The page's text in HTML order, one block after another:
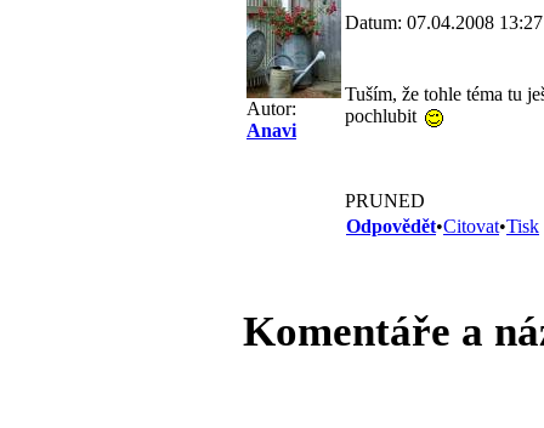
Autor:
Anavi
Datum: 07.04.2008 13:27
Tuším, že tohle téma tu
pochlubit
PRUNED
Odpovědět•Citovat•Tisk
Komentáře a